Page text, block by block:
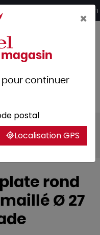
et retrait 2h en magasin
la table
rond
Ø 27
×
pour continuer
postal
Localisation GPS